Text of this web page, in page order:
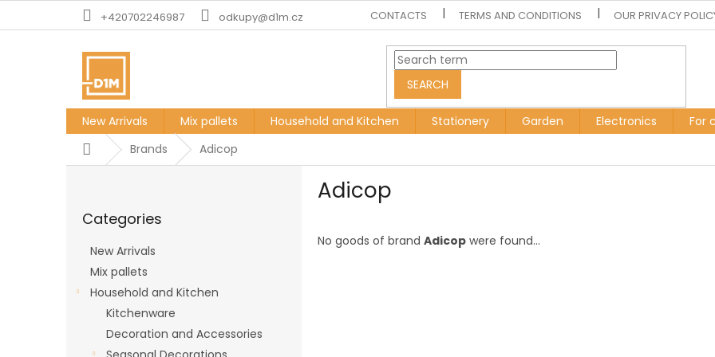
+420702246987 odkupy@d1m.cz CONTACTS TERMS AND CONDITIONS OUR PRIVACY
SEARCH
New Arrivals Mix pallets Household and Kitchen Stationery Garden Electronics For
HomeBrands Adicop
categories
Categories
New Arrivals
Mix pallets
Household and Kitchen
Kitchenware
Decoration and Accessories
Adicop
No goods of brand Adicop were found...